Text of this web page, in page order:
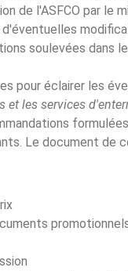
de l'ASFCO par le
soulevées dans
pour éclairer les
et les services
Le document de